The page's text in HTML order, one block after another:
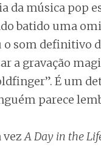
da música pop
batido uma
som definitivo
a gravação
É um
parece
A Day in the